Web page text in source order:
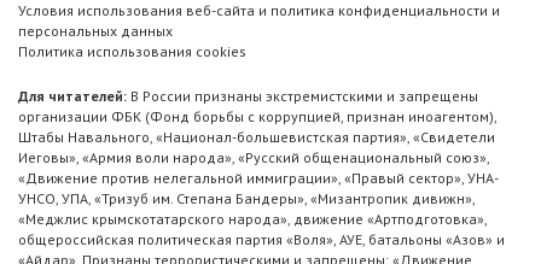
Условия использования веб-сайта и политика конфиденциальности и
персональных данных
Политика использования cookies
Для читателей: В России признаны экстремистскими и запрещены
организации ФБК (Фонд борьбы с коррупцией, признан иноагентом),
Штабы Навального, «Национал-большевистская партия», «Свидетели
Иеговы», «Армия воли народа», «Русский общенациональный союз»,
«Движение против нелегальной иммиграции», «Правый сектор», УНА-
УНСО, УПА, «Тризуб им. Степана Бандеры», «Мизантропик дивижн»,
«Меджлис крымскотатарского народа», движение «Артподготовка»,
общероссийская политическая партия «Воля», АУЕ, батальоны «Азов» и
«Айдар». Признаны террористическими и запрещены: «Движение